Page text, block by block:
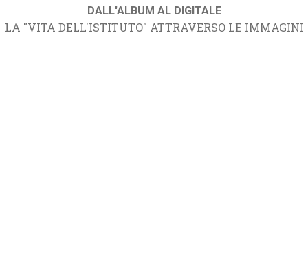
DALL'ALBUM AL DIGITALE
LA "VITA DELL'ISTITUTO" ATTRAVERSO LE IMMAGINI